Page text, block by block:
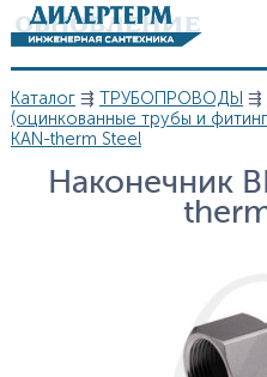
Перейти к основному
Вы здесь
Каталог⇶ ТРУБОПРОВОДЫ ⇶
(оцинкованные трубы и
KAN-therm Steel
Наконечник